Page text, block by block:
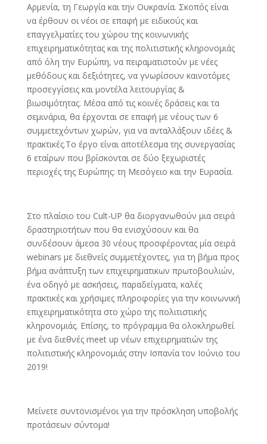
Αρμενία, τη Γεωργία και την Ουκρανία. Σκοπός είναι
να έρθουν οι νέοι σε επαφή με ειδικούς και
επαγγελματίες του χώρου της κοινωνικής
επιχειρηματικότητας και της πολιτιστικής κληρονομιάς
από όλη την Ευρώπη, να πειραματιστούν με νέες
μεθόδους και δεξιότητες, να γνωρίσουν καινοτόμες
προσεγγίσεις και μοντέλα λειτουργίας &
βιωσιμότητας. Μέσα από τις κοινές δράσεις και τα
σεμινάρια, θα έρχονται σε επαφή με νέους των 6
συμμετεχόντων χωρών, για να ανταλλάξουν ιδέες &
πρακτικές.Το έργο είναι αποτέλεσμα της συνεργασίας
6 εταίρων που βρίσκονται σε δύο ξεχωριστές
περιοχές της Ευρώπης: τη Μεσόγειο και την Ευρασία.
Στο πλαίσιο του Cult-UP θα διοργανωθούν μια σειρά
δραστηριοτήτων που θα ενισχύσουν και θα
συνδέσουν άμεσα 30 νέους προσφέροντας μία σειρά
webinars με διεθνείς συμμετέχοντες, για τη βήμα προς
βήμα ανάπτυξη των επιχειρηματικων πρωτοβουλιών,
ένα οδηγό με ασκήσεις, παραδείγματα, καλές
πρακτικές και χρήσιμες πληροφορίες για την κοινωνική
επιχειρηματικότητα στο χώρο της πολιτιστικής
κληρονομιάς. Επίσης, το πρόγραμμα θα ολοκληρωθεί
με ένα διεθνές meet up νέων επιχειρηματιών της
πολιτιστικής κληρονομιάς στην Ισπανία τον Ιούνιο του
2019!
Μείνετε συντονισμένοι για την πρόσκληση υποβολής
προτάσεων σύντομα!